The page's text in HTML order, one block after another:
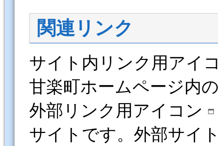
関連リンク
サイト内リンク用アイ
甘楽町ホームページ内
外部リンク用アイコン
サイトです。外部サイ